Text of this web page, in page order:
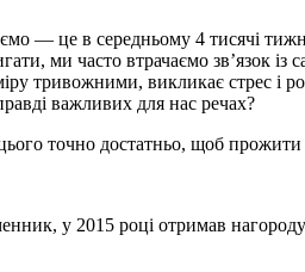
— це в середньому 4 тисячі
ми часто втрачаємо зв’язок
тривожними, викликає стрес
важливих для нас речах?
точно достатньо, щоб прожити
у 2015 році отримав